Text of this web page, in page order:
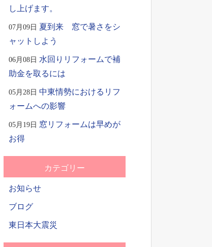
し上げます。
07月09日 夏到来 窓で暑さをシ
ャットしよう
06月08日 水回りリフォームで補
助金を取るには
05月28日 中東情勢におけるリフ
ォームへの影響
05月19日 窓リフォームは早めが
お得
カテゴリー
お知らせ
ブログ
東日本大震災